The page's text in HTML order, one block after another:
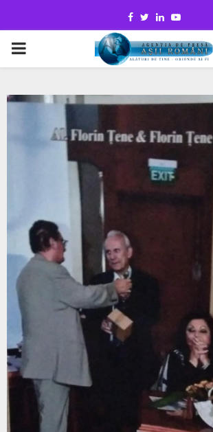
Facebook
TwitterLinkedinYoutube
PRIMARY